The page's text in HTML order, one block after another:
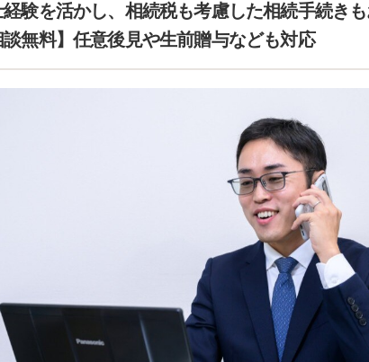
験を活かし、相続税も考慮した相続手続き
無料】任意後見や生前贈与なども対応